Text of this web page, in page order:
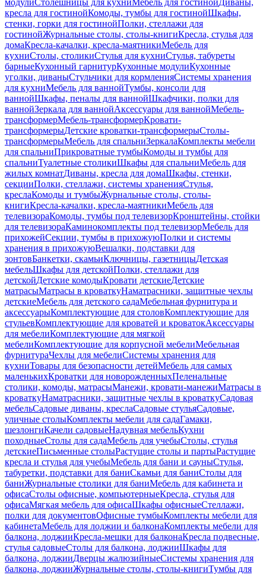
модулиСтолешницы для кухниМебель для гостинойДиваны,
кресла для гостинойКомоды, тумбы для гостинойШкафы,
стенки, горки для гостинойПолки, стеллажи для
гостинойЖурнальные столы, столы-книгиКресла, стулья для
домаКресла-качалки, кресла-маятникиМебель для
кухниСтолы, столикиСтулья для кухниСтулья, табуреты
барныеКухонный гарнитурКухонные модулиКухонные
уголки, диваныСтульчики для кормленияСистемы хранения
для кухниМебель для ваннойТумбы, консоли для
ваннойШкафы, пеналы для ваннойШкафчики, полки для
ваннойЗеркала для ваннойАксессуары для ваннойМебель-
трансформерМебель-трансформерКровати-
трансформерыДетские кроватки-трансформерыСтолы-
трансформерыМебель для спальниЗеркалаКомплекты мебели
для спальниПрикроватные тумбыКомоды и тумбы для
спальниТуалетные столикиШкафы для спальниМебель для
жилых комнатДиваны, кресла для домаШкафы, стенки,
секцииПолки, стеллажи, системы храненияСтулья,
креслаКомоды и тумбыЖурнальные столы, столы-
книгиКресла-качалки, кресла-маятникиМебель для
телевизораКомоды, тумбы под телевизорКронштейны, стойки
для телевизораКаминокомплекты под телевизорМебель для
прихожейСекции, тумбы в прихожуюПолки и системы
хранения в прихожуюВешалки, подставки для
зонтовБанкетки, скамьиКлючницы, газетницыДетская
мебельШкафы для детскойПолки, стеллажи для
детскойДетские комодыКровати детскиеДетские
матрасыМатрасы в кроваткуНаматрасники, защитные чехлы
детскиеМебель для детского садаМебельная фурнитура и
аксессуарыКомплектующие для столовКомплектующие для
стульевКомплектующие для кроватей и кроватокАксессуары
для мебелиКомплектующие для мягкой
мебелиКомплектующие для корпусной мебелиМебельная
фурнитураЧехлы для мебелиСистемы хранения для
кухниТовары для безопасности детейМебель для самых
маленькихКроватки для новорожденныхПеленальные
столики, комоды, матрасыМанежи, кровати-манежиМатрасы в
кроваткуНаматрасники, защитные чехлы в кроваткуСадовая
мебельСадовые диваны, креслаСадовые стульяСадовые,
уличные столыКомплекты мебели для садаГамаки,
шезлонгиКачели садовыеНадувная мебельКухни
походныеСтолы для садаМебель для учебыСтолы, стулья
детскиеПисьменные столыРастущие столы и партыРастущие
кресла и стулья для учебыМебель для бани и сауныСтулья,
табуретки, подставки для баниСкамьи для баниСтолы для
баниЖурнальные столики для баниМебель для кабинета и
офисаСтолы офисные, компьютерныеКресла, стулья для
офисаМягкая мебель для офисаШкафы офисныеСтеллажи,
полки для документовОфисные тумбыКомплекты мебели для
кабинетаМебель для лоджии и балконаКомплекты мебели для
балкона, лоджииКресла-мешки для балконаКресла подвесные,
стулья садовыеСтолы для балкона, лоджииШкафы для
балкона, лоджииДверцы жалюзийныеСистемы хранения для
балкона, лоджииЖурнальные столы, столы-книгиТумбы для